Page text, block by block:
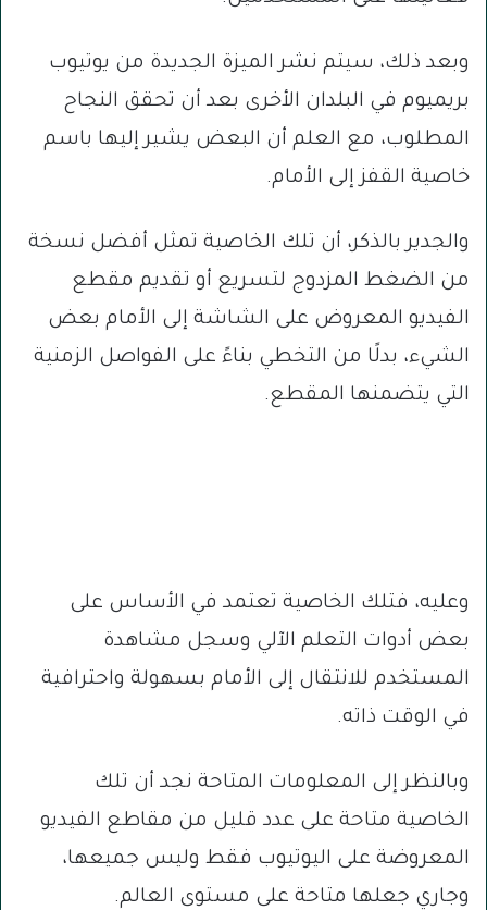
وبعد ذلك، سيتم نشر الميزة الجديدة من يوتيوب
بريميوم في البلدان الأخرى بعد أن تحقق النجاح
المطلوب، مع العلم أن البعض يشير إليها باسم
خاصية القفز إلى الأمام.
والجدير بالذكر، أن تلك الخاصية تمثل أفضل نسخة
من الضغط المزدوج لتسريع أو تقديم مقطع
الفيديو المعروض على الشاشة إلى الأمام بعض
الشيء، بدلًا من التخطي بناءً على الفواصل الزمنية
التي يتضمنها المقطع.
وعليه، فتلك الخاصية تعتمد في الأساس على
بعض أدوات التعلم الآلي وسجل مشاهدة
المستخدم للانتقال إلى الأمام بسهولة واحترافية
في الوقت ذاته.
وبالنظر إلى المعلومات المتاحة نجد أن تلك
الخاصية متاحة على عدد قليل من مقاطع الفيديو
المعروضة على اليوتيوب فقط وليس جميعها،
وجاري جعلها متاحة على مستوى العالم.